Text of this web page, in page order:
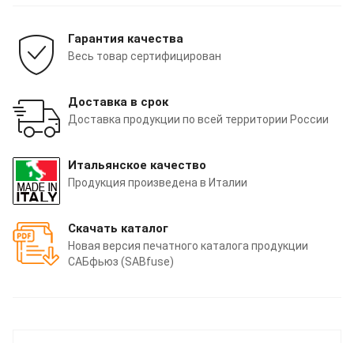
Гарантия качества
Весь товар сертифицирован
Доставка в срок
Доставка продукции по всей территории России
Итальянское качество
Продукция произведена в Италии
Скачать каталог
Новая версия печатного каталога продукции
САБфьюз (SABfuse)